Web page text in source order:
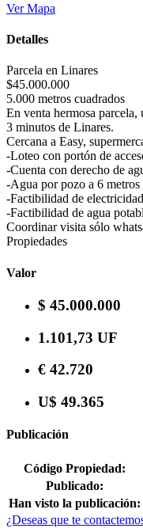
Ver Mapa
Detalles
Parcela en Linares
$45.000.000
5.000 metros cuadrados
En venta hermosa parcela,
3 minutos de Linares.
Cercana a Easy,
-Loteo con portón de
-Cuenta con derecho de
-Agua por pozo a 6
-Factibilidad de
-Factibilidad de agua
Coordinar visita sólo
Propiedades
Valor
$ 45.000.000
1.101,73 UF
€ 42.720
U$ 49.365
Publicación
Código Propiedad:
Publicado:
Han visto la publicación:
¿Deseas que te